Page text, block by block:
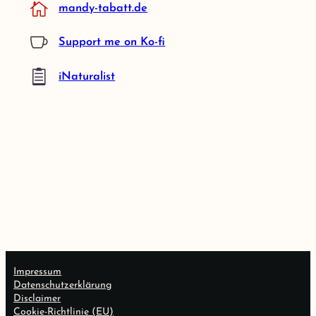
mandy-tabatt.de
Support me on Ko-fi
iNaturalist
Impressum
Datenschutzerklärung
Disclaimer
Cookie-Richtlinie (EU)